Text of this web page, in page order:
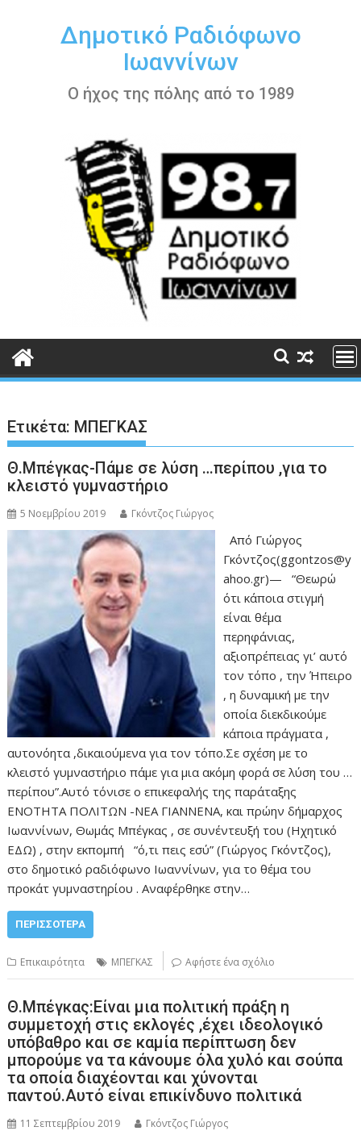
περιεχόμενοΔημοτικό Ραδιόφωνο
Ιωαννίνων
Ο ήχος της πόλης από το 1989
Ετικέτα: ΜΠΕΓΚΑΣ
Θ.Μπέγκας-Πάμε σε λύση …περίπου ,για το
κλειστό γυμναστήριο
5 Νοεμβρίου 2019 Γκόντζος Γιώργος
Από Γιώργος
Γκόντζος(ggontzos@y
ahoo.gr)— “Θεωρώ
ότι κάποια στιγμή
είναι θέμα
περηφάνιας,
αξιοπρέπειας γι’ αυτό
τον τόπο , την Ήπειρο
, η δυναμική με την
οποία διεκδικούμε
κάποια πράγματα ,
αυτονόητα ,δικαιούμενα για τον τόπο.Σε σχέση με το
κλειστό γυμναστήριο πάμε για μια ακόμη φορά σε λύση του …
περίπου”.Αυτό τόνισε ο επικεφαλής της παράταξης
ΕΝΟΤΗΤΑ ΠΟΛΙΤΩΝ -ΝΕΑ ΓΙΑΝΝΕΝΑ, και πρώην δήμαρχος
Ιωαννίνων, Θωμάς Μπέγκας , σε συνέντευξή του (Ηχητικό
ΕΔΩ) , στην εκπομπή “ό,τι πεις εσύ” (Γιώργος Γκόντζος),
στο δημοτικό ραδιόφωνο Ιωαννίνων, για το θέμα του
προκάτ γυμναστηρίου . Αναφέρθηκε στην…
ΠΕΡΙΣΣΌΤΕΡΑ
Επικαιρότητα ΜΠΕΓΚΑΣ Αφήστε ένα σχόλιο
Θ.Μπέγκας:Είναι μια πολιτική πράξη η
συμμετοχή στις εκλογές ,έχει ιδεολογικό
υπόβαθρο και σε καμία περίπτωση δεν
μπορούμε να τα κάνουμε όλα χυλό και σούπα
τα οποία διαχέονται και χύνονται
παντού.Αυτό είναι επικίνδυνο πολιτικά
11 Σεπτεμβρίου 2019 Γκόντζος Γιώργος